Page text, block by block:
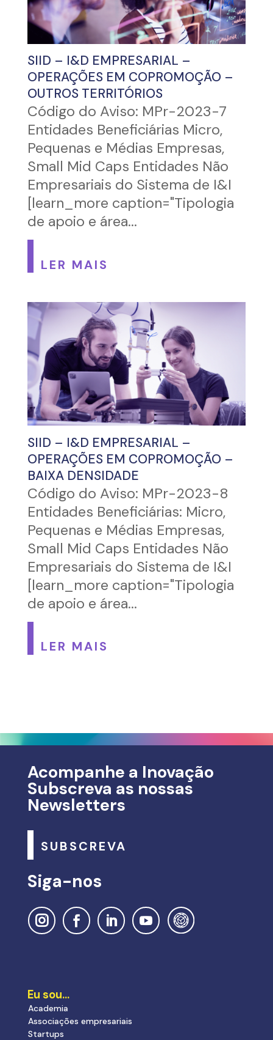
SIID – I&D EMPRESARIAL –
OPERAÇÕES EM COPROMOÇÃO –
OUTROS TERRITÓRIOS
Código do Aviso: MPr-2023-7
Entidades Beneficiárias Micro,
Pequenas e Médias Empresas,
Small Mid Caps Entidades Não
Empresariais do Sistema de I&I
[learn_more caption="Tipologia
de apoio e área...
LER MAIS
SIID – I&D EMPRESARIAL –
OPERAÇÕES EM COPROMOÇÃO –
BAIXA DENSIDADE
Código do Aviso: MPr-2023-8
Entidades Beneficiárias: Micro,
Pequenas e Médias Empresas,
Small Mid Caps Entidades Não
Empresariais do Sistema de I&I
[learn_more caption="Tipologia
de apoio e área...
LER MAIS
Acompanhe a Inovação
Subscreva as nossas
Newsletters
SUBSCREVA
Siga-nos
Eu sou…
Academia
Associações empresariais
Startups